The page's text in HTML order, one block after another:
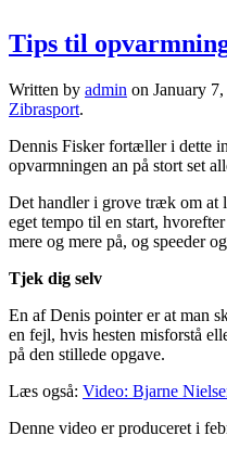
Tips til
Written by admin on January
Zibrasport.
Dennis Fisker fortæller i dette
opvarmningen an på stort set
Det handler i grove træk om at
eget tempo til en start,
mere og mere på, og speeder
Tjek dig selv
En af Denis pointer er at man
en fejl, hvis hesten misforstå
på den stillede opgave.
Læs også: Video: Bjarne
Denne video er produceret i